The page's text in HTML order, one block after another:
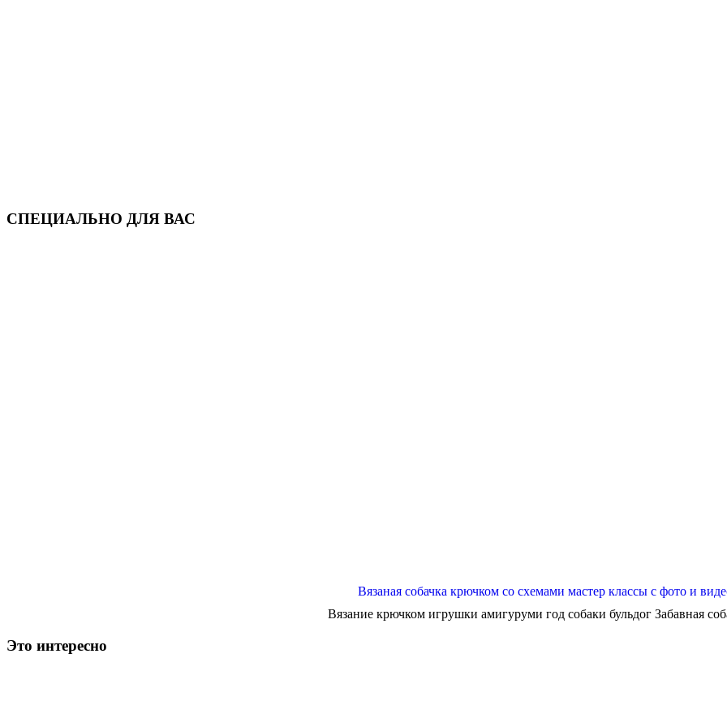
СПЕЦИАЛЬНО ДЛЯ ВАС
Вязаная собачка крючком со схемами мастер классы с фото и
Вязание крючком игрушки амигуруми год собаки бульдог Забавная
Это интересно